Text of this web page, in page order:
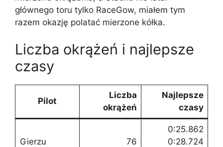
głównego toru tylko RaceGow, miałem tym
razem okazję polatać mierzone kółka.
Liczba okrążeń i najlepsze
czasy
Pilot
Liczba
okrążeń
Najlepsze
czasy
Gierzu 76
0:25.862
0:28.724